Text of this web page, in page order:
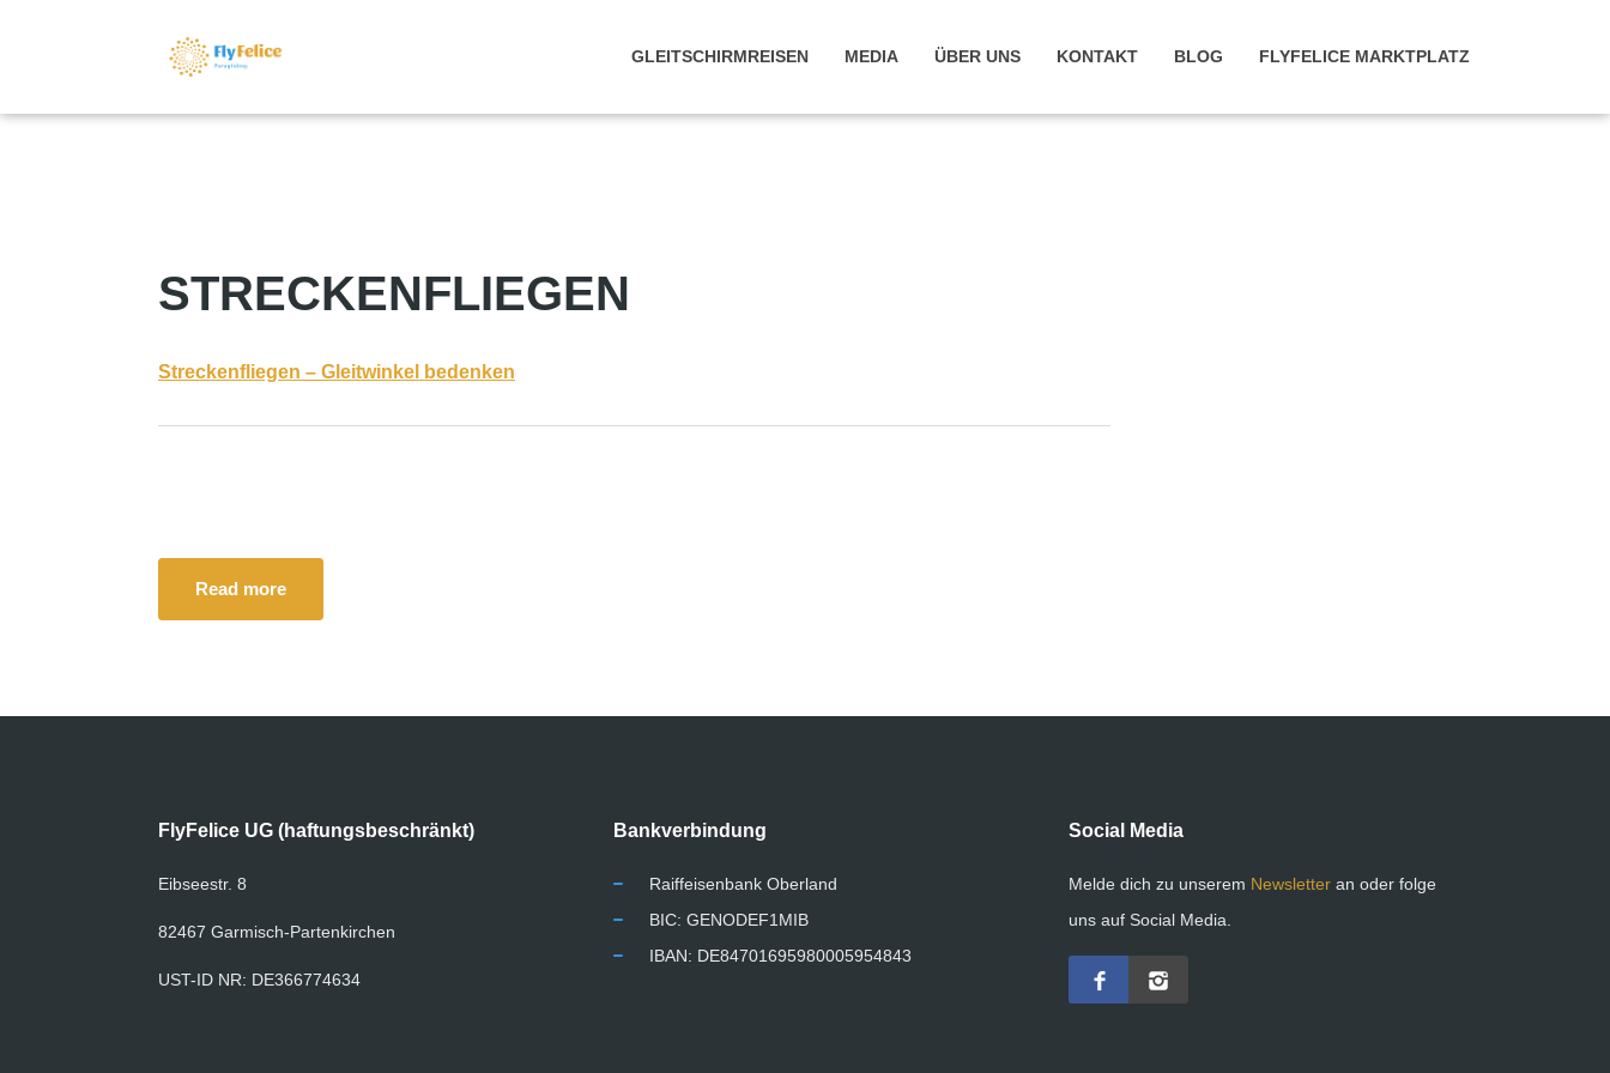
GLEITSCHIRMREISEN MEDIA ÜBER UNS KONTAKT BLOG FLYFELICE MARKTPLATZ
STRECKENFLIEGEN
Streckenfliegen – Gleitwinkel bedenken
Read more
FlyFelice UG (haftungsbeschränkt)
Eibseestr. 8
82467 Garmisch-Partenkirchen
UST-ID NR: DE366774634
Bankverbindung
Raiffeisenbank Oberland
BIC: GENODEF1MIB
IBAN: DE84701695980005954843
Social Media
Melde dich zu unserem Newsletter an oder folge
uns auf Social Media.